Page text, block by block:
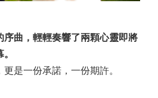
序曲，輕輕奏響了兩顆心靈即將
是一份承諾，一份期許。